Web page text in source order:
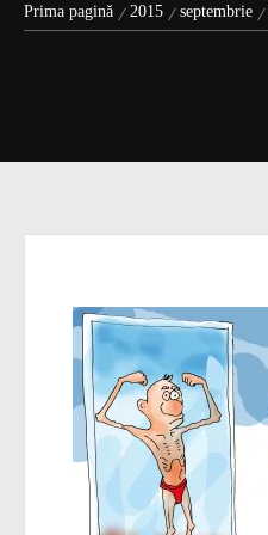
Prima pagină 2015 septembrie